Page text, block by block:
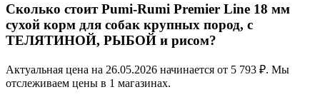
Сколько стоит Pumi-Rumi Premier Line 18 мм
сухой корм для собак крупных пород, с
ТЕЛЯТИНОЙ, РЫБОЙ и рисом?
Актуальная цена на 26.05.2026 начинается от 5 793 ₽. Мы
отслеживаем цены в 1 магазинах.